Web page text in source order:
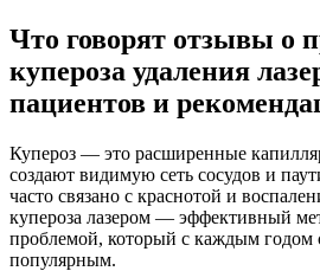
Что говорят отзывы о
купероза удаления
пациентов и
Купероз — это расширенные
создают видимую сеть сосудов и
часто связано с краснотой и
купероза лазером — эффективный
проблемой, который с каждым годом
популярным.